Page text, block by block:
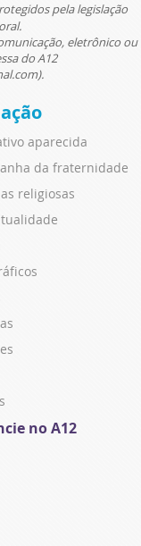
pela legislação
eletrônico ou
do A12
aparecida
da fraternidade
religiosas
no A12